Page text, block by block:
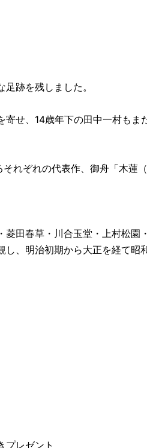
跡を残しました。
せ、14歳年下の田中一村もま
れぞれの代表作、御舟「木蓮
田春草・川合玉堂・上村松園
、明治初期から大正を経て昭
プレゼント